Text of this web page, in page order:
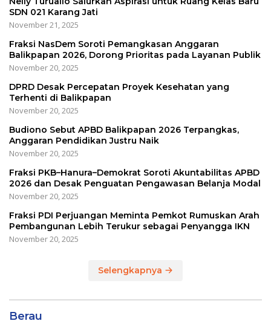
SDN 021 Karang Jati
November 21, 2025
Fraksi NasDem Soroti Pemangkasan Anggaran
Balikpapan 2026, Dorong Prioritas pada Layanan Publik
November 20, 2025
DPRD Desak Percepatan Proyek Kesehatan yang
Terhenti di Balikpapan
November 20, 2025
Budiono Sebut APBD Balikpapan 2026 Terpangkas,
Anggaran Pendidikan Justru Naik
November 20, 2025
Fraksi PKB–Hanura–Demokrat Soroti Akuntabilitas APBD
2026 dan Desak Penguatan Pengawasan Belanja Modal
November 20, 2025
Fraksi PDI Perjuangan Meminta Pemkot Rumuskan Arah
Pembangunan Lebih Terukur sebagai Penyangga IKN
November 20, 2025
Selengkapnya
Berau